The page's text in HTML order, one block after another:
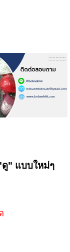
ดู" แบบใหม่ๆ